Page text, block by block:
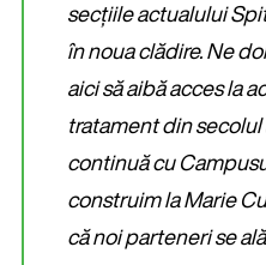
secțiile actualului
în noua clădire. Ne
aici să aibă acces la
tratament din
continuă cu
construim la Marie
că noi parteneri se